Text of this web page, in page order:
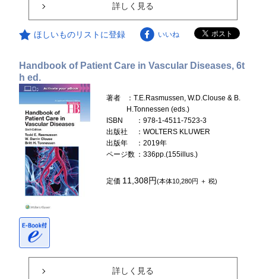
詳しく見る
ほしいものリストに登録 いいね
Handbook of Patient Care in Vascular Diseases, 6t
h ed.
著者
：T.E.Rasmussen, W.D.Clouse & B.
H.Tonnessen (eds.)
ISBN
：978-1-4511-7523-3
出版社
：WOLTERS KLUWER
出版年
：2019年
ページ数 ：336pp.(155illus.)
定価 11,308円(本体10,280円 ＋ 税)
詳しく見る